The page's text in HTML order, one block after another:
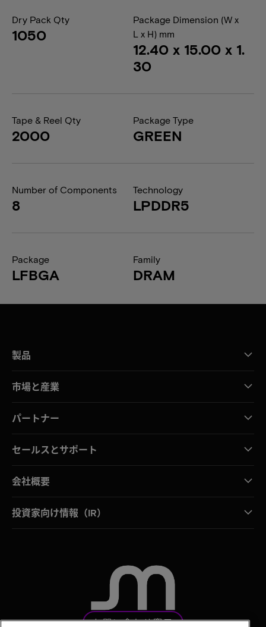
Dry Pack Qty
1050
Package Dimension (W x
L x H) mm
12.40 x 15.00 x 1.
30
Tape & Reel Qty
2000
Package Type
GREEN
Number of Components
8
Technology
LPDDR5
Package
LFBGA
Family
DRAM
製品
市場と産業
パートナー
セールスとサポート
会社概要
投資家向け情報（IR）
お問い合わせ窓口